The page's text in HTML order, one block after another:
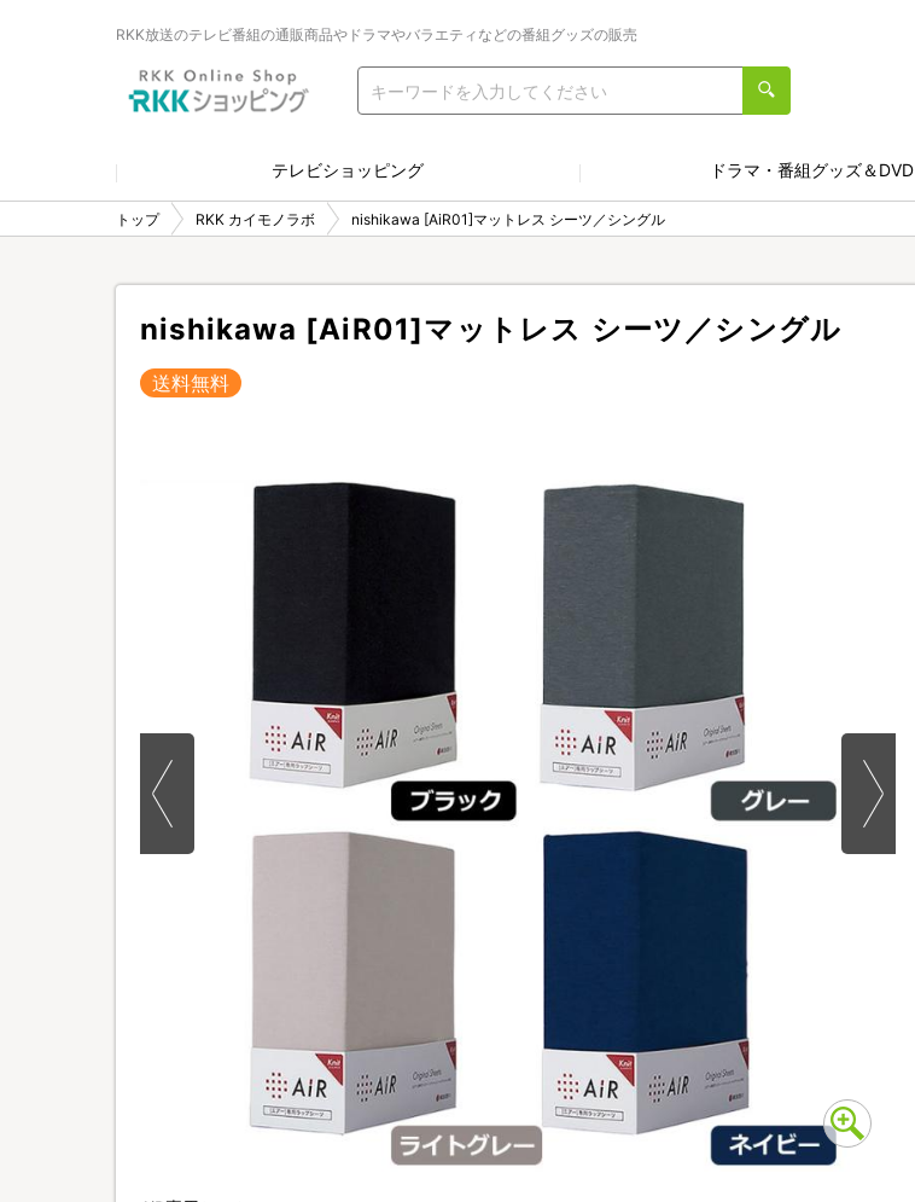
RKK放送のテレビ番組の通販商品やドラマやバラエティなどの番組グッズの販売
テレビショッピング ドラマ・番組グッズ＆DVD
トップ RKK カイモノラボ nishikawa [AiR01]マットレス シーツ／シングル
nishikawa [AiR01]マットレス シーツ／シングル
送料無料